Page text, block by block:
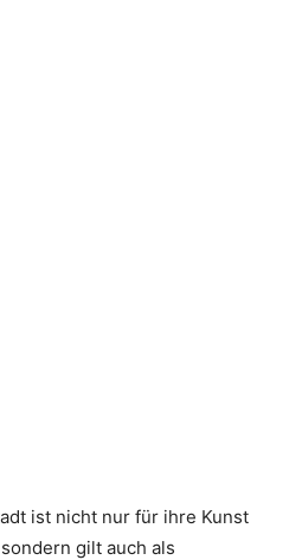
ist nicht nur für ihre Kunst
gilt auch als